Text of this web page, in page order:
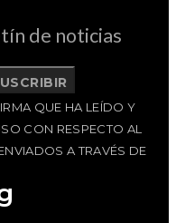
de noticias
QUE HA LEÍDO Y
CON RESPECTO AL
A TRAVÉS DE